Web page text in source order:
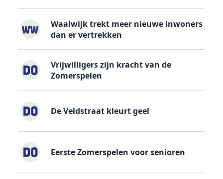
Waalwijk trekt meer nieuwe inwoners
dan er vertrekken
Vrijwilligers zijn kracht van de
Zomerspelen
De Veldstraat kleurt geel
Eerste Zomerspelen voor senioren